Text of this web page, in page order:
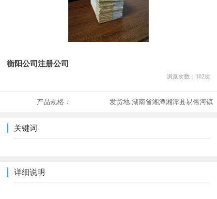
衡阳公司注册公司
浏览次数： 102次
产品规格： 发货地:湖南省湘潭湘潭县易俗河镇
关键词
详细说明